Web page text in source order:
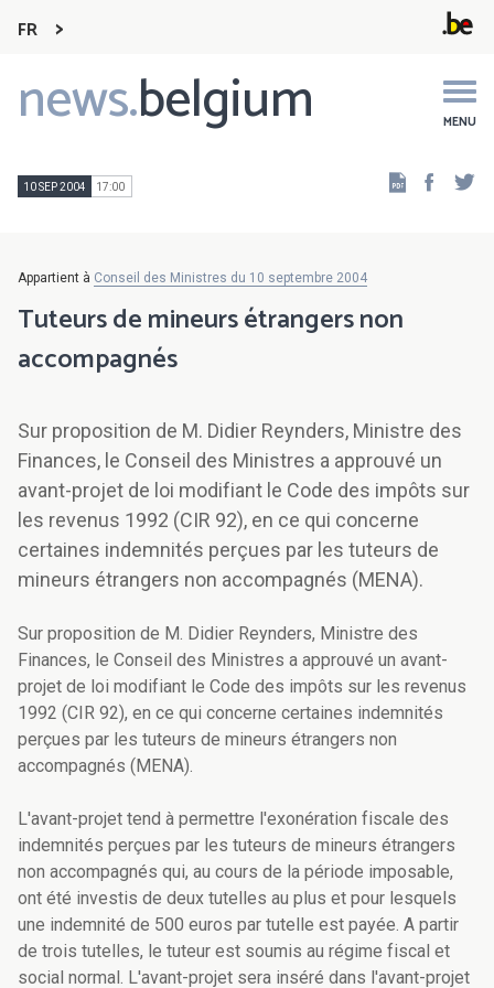
FR
news.belgium MENU
Main
navigation
10 SEP 2004 17:00
Appartient à Conseil des Ministres du 10 septembre 2004
Tuteurs de mineurs étrangers non
accompagnés
Sur proposition de M. Didier Reynders, Ministre des
Finances, le Conseil des Ministres a approuvé un
avant-projet de loi modifiant le Code des impôts sur
les revenus 1992 (CIR 92), en ce qui concerne
certaines indemnités perçues par les tuteurs de
mineurs étrangers non accompagnés (MENA).
Sur proposition de M. Didier Reynders, Ministre des
Finances, le Conseil des Ministres a approuvé un avant-
projet de loi modifiant le Code des impôts sur les revenus
1992 (CIR 92), en ce qui concerne certaines indemnités
perçues par les tuteurs de mineurs étrangers non
accompagnés (MENA).
L'avant-projet tend à permettre l'exonération fiscale des
indemnités perçues par les tuteurs de mineurs étrangers
non accompagnés qui, au cours de la période imposable,
ont été investis de deux tutelles au plus et pour lesquels
une indemnité de 500 euros par tutelle est payée. A partir
de trois tutelles, le tuteur est soumis au régime fiscal et
social normal. L'avant-projet sera inséré dans l'avant-projet